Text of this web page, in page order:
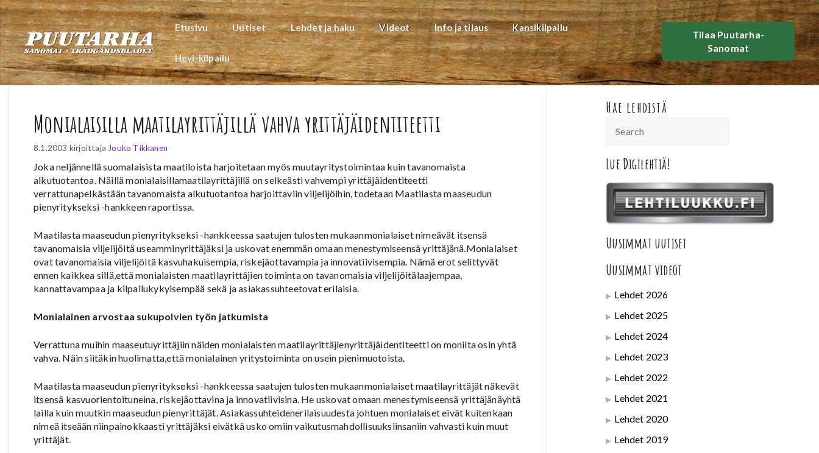
Siirry
sisältöön
Etusivu Uutiset Lehdet ja haku Videot Info ja tilaus Kansikilpailu
Hevi-kilpailu
Tilaa Puutarha-
Sanomat
Monialaisilla maatilayrittäjillä vahva yrittäjäidentiteetti
8.1.2003 kirjoittaja Jouko Tikkanen
Joka neljännellä suomalaisista maatiloista harjoitetaan myös muutayritystoimintaa kuin tavanomaista
alkutuotantoa. Näillä monialaisillamaatilayrittäjillä on selkeästi vahvempi yrittäjäidentiteetti
verrattunapelkästään tavanomaista alkutuotantoa harjoittaviin viljelijöihin, todetaan Maatilasta maaseudun
pienyritykseksi -hankkeen raportissa.
Maatilasta maaseudun pienyritykseksi -hankkeessa saatujen tulosten mukaanmonialaiset nimeävät itsensä
tavanomaisia viljelijöitä useamminyrittäjäksi ja uskovat enemmän omaan menestymiseensä yrittäjänä.Monialaiset
ovat tavanomaisia viljelijöitä kasvuhakuisempia, riskejäottavampia ja innovatiivisempia. Nämä erot selittyvät
ennen kaikkea sillä,että monialaisten maatilayrittäjien toiminta on tavanomaisia viljelijöitälaajempaa,
kannattavampaa ja kilpailukykyisempää sekä ja asiakassuhteetovat erilaisia.
Monialainen arvostaa sukupolvien työn jatkumista
Verrattuna muihin maaseutuyrittäjiin näiden monialaisten maatilayrittäjienyrittäjäidentiteetti on monilta osin yhtä
vahva. Näin siitäkin huolimatta,että monialainen yritystoiminta on usein pienimuotoista.
Maatilasta maaseudun pienyritykseksi -hankkeessa saatujen tulosten mukaanmonialaiset maatilayrittäjät näkevät
itsensä kasvuorientoituneina, riskejäottavina ja innovatiivisina. He uskovat omaan menestymiseensä yrittäjänäyhtä
lailla kuin muutkin maaseudun pienyrittäjät. Asiakassuhteidenerilaisuudesta johtuen monialaiset eivät kuitenkaan
nimeä itseään niinpainokkaasti yrittäjäksi eivätkä usko omiin vaikutusmahdollisuuksiinsaniin vahvasti kuin muut
yrittäjät.
Hae lehdistä
Lue Digilehtiä!
Uusimmat uutiset
Uusimmat videot
Lehdet 2026
Lehdet 2025
Lehdet 2024
Lehdet 2023
Lehdet 2022
Lehdet 2021
Lehdet 2020
Lehdet 2019